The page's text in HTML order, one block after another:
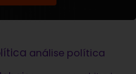
análise política